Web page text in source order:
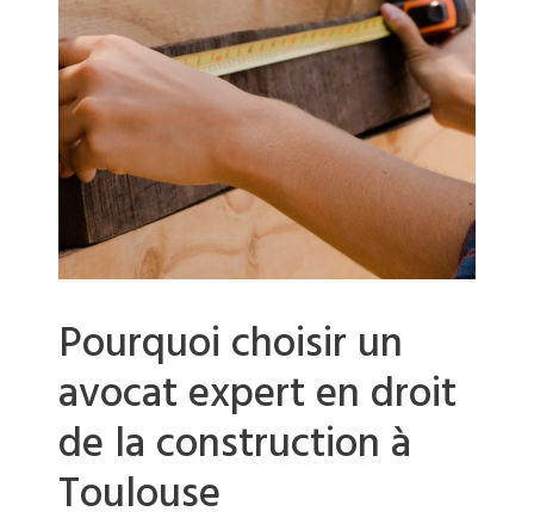
Pourquoi choisir un
avocat expert en droit
de la construction à
Toulouse